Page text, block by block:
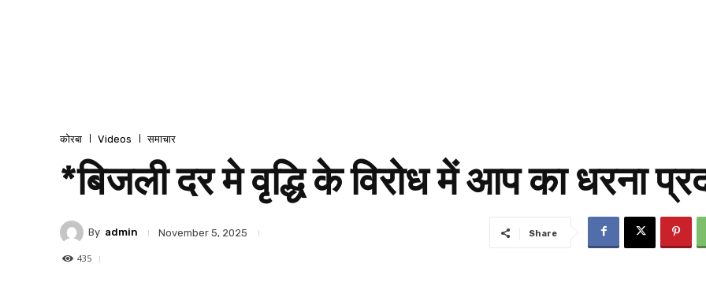
कोरबा Videos समाचार
*बिजली दर मे वृद्धि के विरोध में आप का धरना
By admin November 5, 2025
435
Share